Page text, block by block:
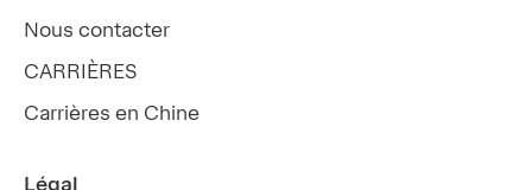
Nous contacter
CARRIÈRES
Carrières en Chine
Légal